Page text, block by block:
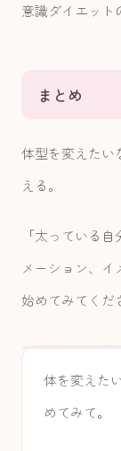
意識ダイエット
まとめ
体型を変えたい
える。
「太っている
メーション、
始めてみてくだ
体を変えた
めてみて。